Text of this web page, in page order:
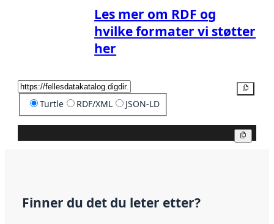
Les mer om RDF og
hvilke formater vi støtter
her
Turtle RDF/XML JSON-LD
Finner du det du leter etter?